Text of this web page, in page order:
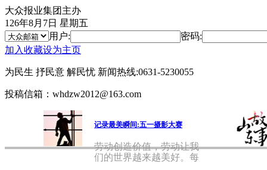
大众报业集团主办
126年8月7日 星期五
用户:
密码:
加入收藏设为主页
为民生 抒民意 解民忧 新闻热线:0631-5230055
投稿信箱：whdzw2012@163.com
记录最美瞬间:五一摄影大赛
劳动创造价值，劳动让我
们的世界越来越美好。每